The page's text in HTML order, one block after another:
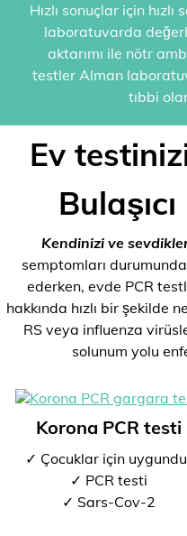
Hızlı sonuçlar için
laboratuvarda
aktarımı ile nötr
testler Alman
tıbbi
Ev
Kendinizi ve
semptomları
ederken, evde PCR
hakkında hızlı bir şekilde
RS veya influenza
solunum yolu
Korona PCR testi
✓ Çocuklar için
✓ PCR testi
✓ Sars-Cov-2